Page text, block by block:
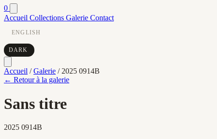
0
Accueil Collections Galerie Contact
ENGLISH
DARK
Accueil / Galerie / 2025 0914B
← Retour à la galerie
Sans titre
2025 0914B